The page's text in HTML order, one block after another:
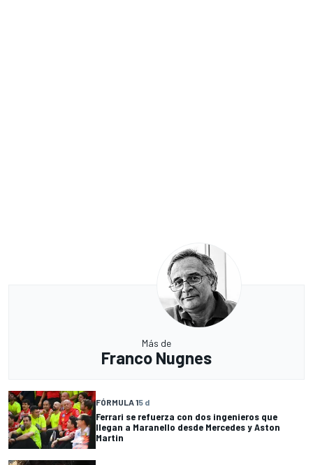
Más de
Franco Nugnes
FÓRMULA 15 d
Ferrari se refuerza con dos ingenieros que
llegan a Maranello desde Mercedes y Aston
Martin